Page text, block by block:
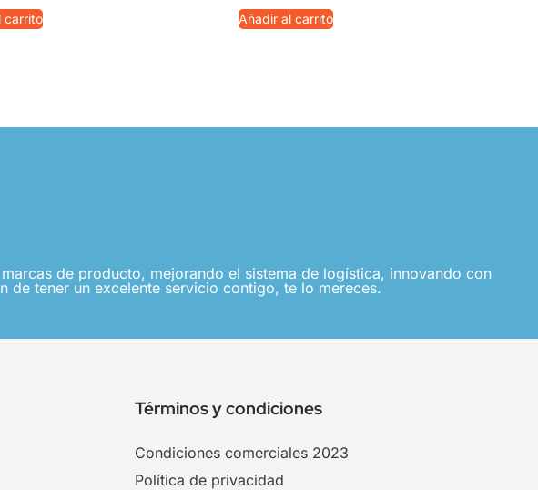
carrito Añadir al carrito
de producto, mejorando el sistema de logística, innovando con
de tener un excelente servicio contigo, te lo mereces.
Términos y condiciones
Condiciones comerciales 2023
Política de privacidad